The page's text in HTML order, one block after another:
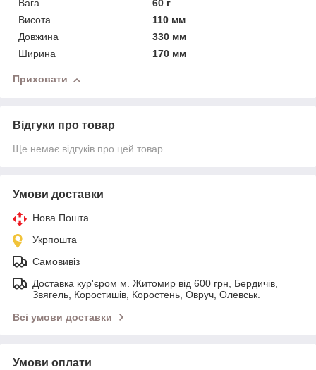
Вага
60 г
Висота
110 мм
Довжина
330 мм
Ширина
170 мм
Приховати
Відгуки про товар
Ще немає відгуків про цей товар
Умови доставки
Нова Пошта
Укрпошта
Самовивіз
Доставка кур'єром м. Житомир від 600 грн, Бердичів,
Звягель, Коростишів, Коростень, Овруч, Олевськ.
Всі умови доставки
Умови оплати